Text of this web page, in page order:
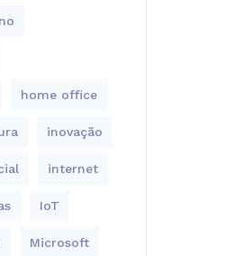
home office
inovação
internet
IoT
Microsoft